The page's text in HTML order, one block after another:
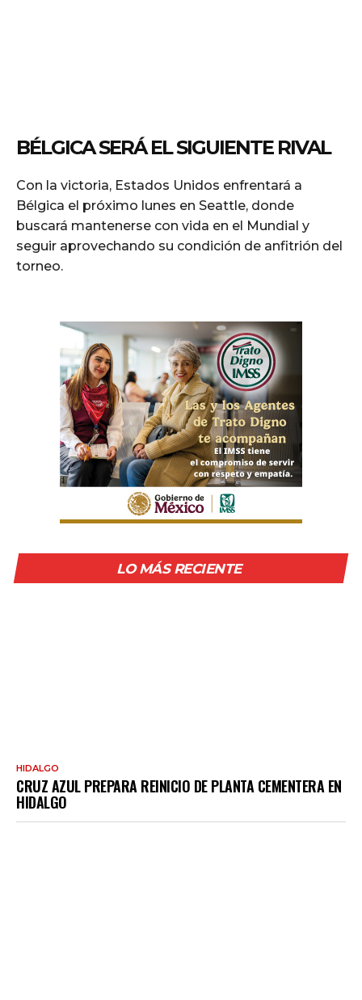
BÉLGICA SERÁ EL SIGUIENTE RIVAL
Con la victoria, Estados Unidos enfrentará a
Bélgica el próximo lunes en Seattle, donde
buscará mantenerse con vida en el Mundial y
seguir aprovechando su condición de anfitrión del
torneo.
LO MÁS RECIENTE
HIDALGO
CRUZ AZUL PREPARA REINICIO DE PLANTA CEMENTERA EN
HIDALGO